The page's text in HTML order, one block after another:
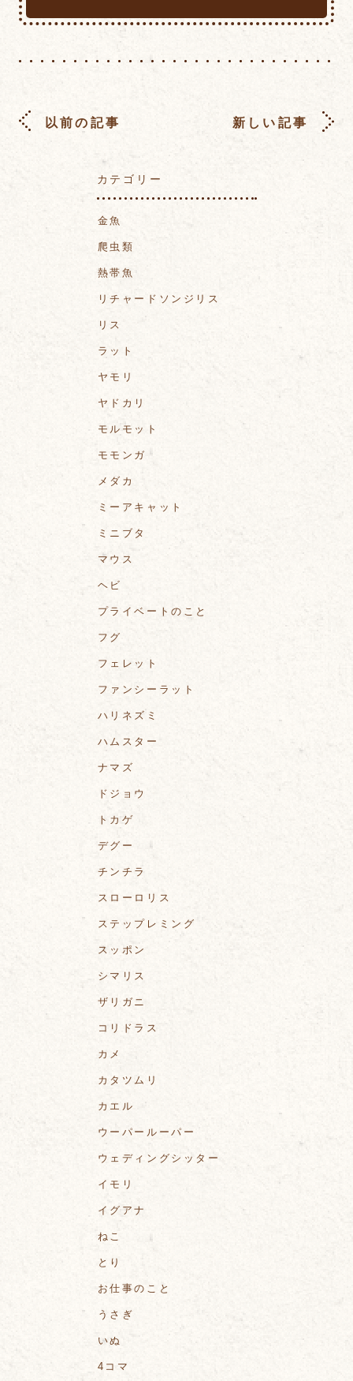
以前の記事 新しい記事
カテゴリー
金魚
爬虫類
熱帯魚
リチャードソンジリス
リス
ラット
ヤモリ
ヤドカリ
モルモット
モモンガ
メダカ
ミーアキャット
ミニブタ
マウス
ヘビ
プライベートのこと
フグ
フェレット
ファンシーラット
ハリネズミ
ハムスター
ナマズ
ドジョウ
トカゲ
デグー
チンチラ
スローロリス
ステップレミング
スッポン
シマリス
ザリガニ
コリドラス
カメ
カタツムリ
カエル
ウーパールーパー
ウェディングシッター
イモリ
イグアナ
ねこ
とり
お仕事のこと
うさぎ
いぬ
4コマ